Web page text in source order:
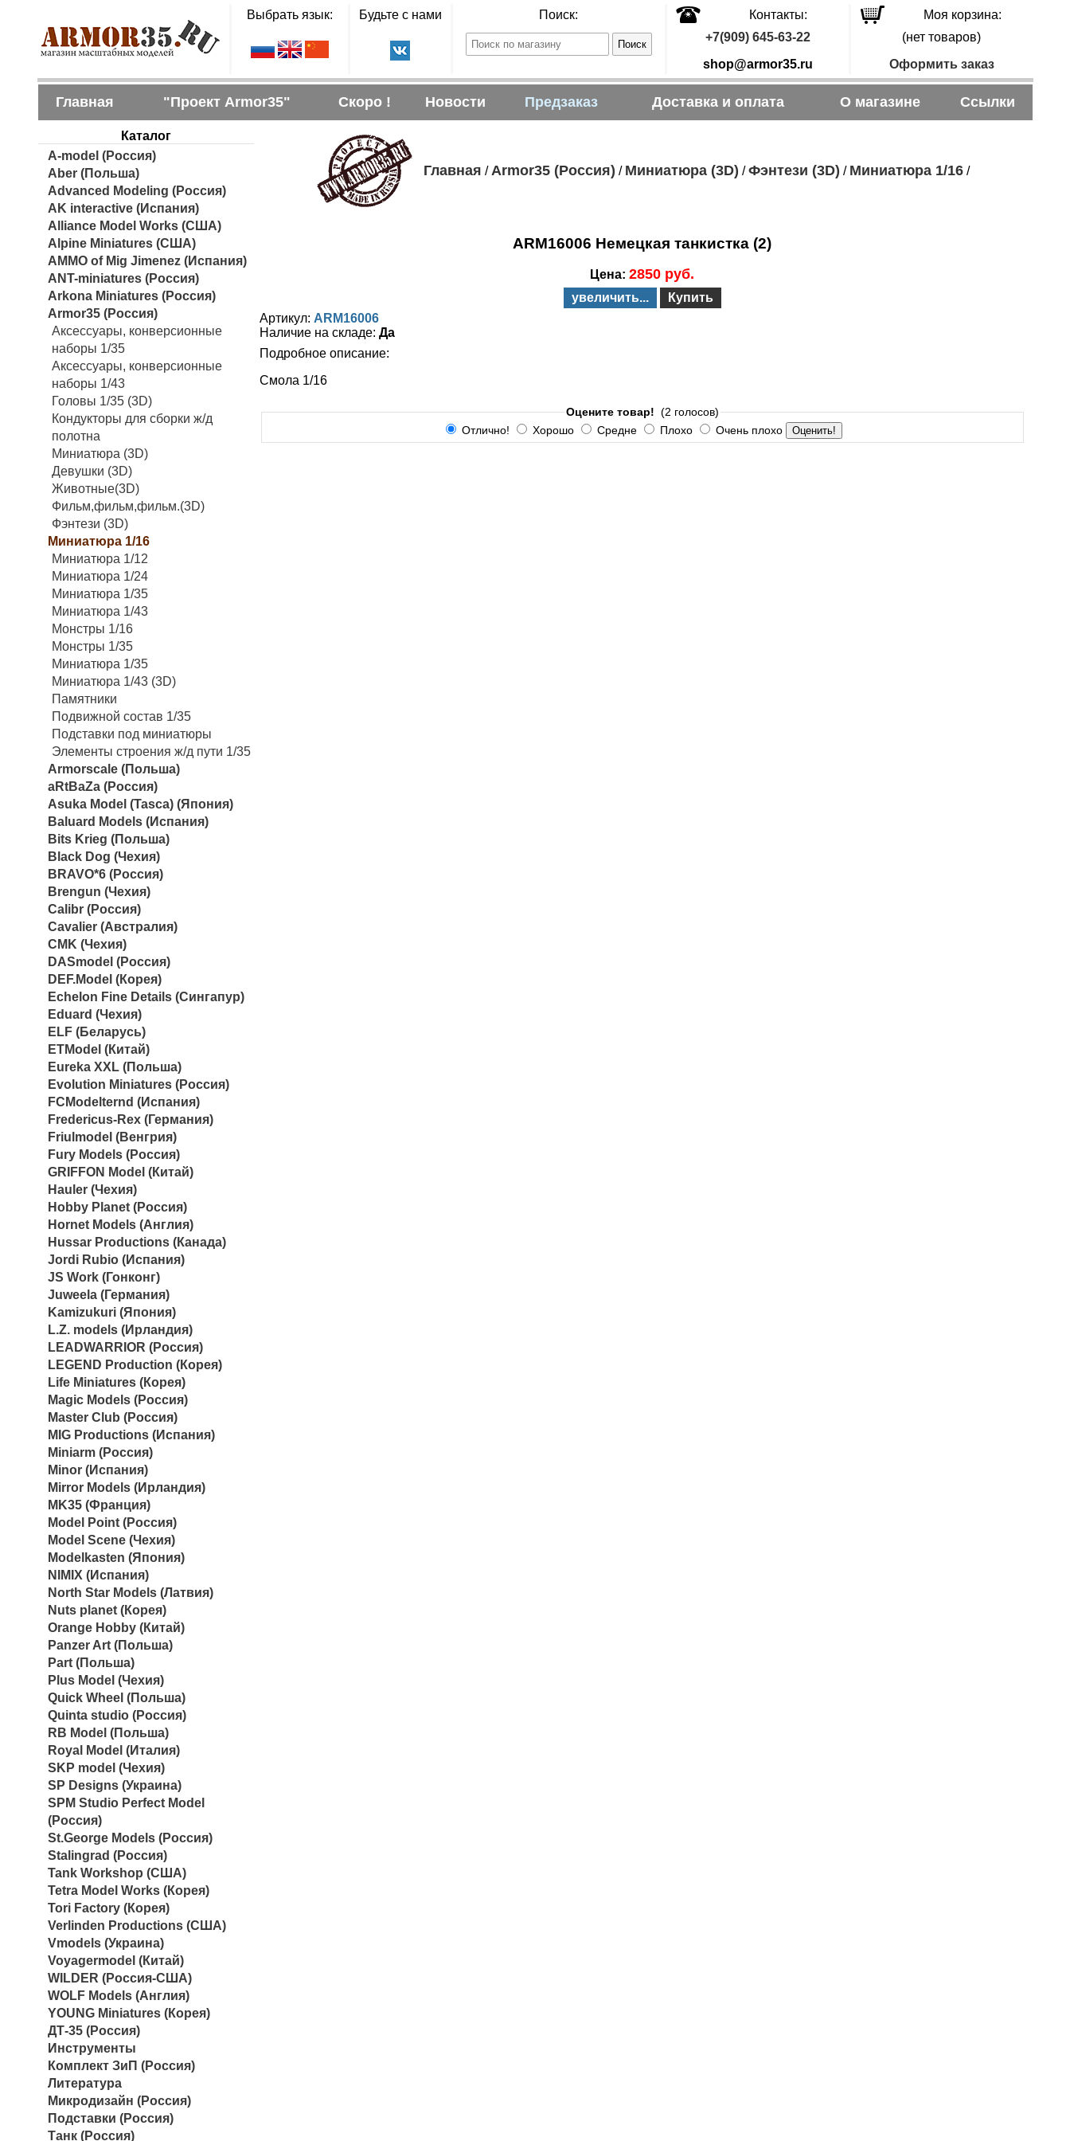
Выбрать язык: Будьте с нами Поиск: Контакты:
Моя корзина:
+7(909) 645-63-22
shop@armor35.ru
(нет товаров)
Оформить заказ
Главная "Проект Armor35" Скоро ! Новости Предзаказ Доставка и оплата О магазине Ссылки
Каталог
A-model (Россия)
Aber (Польша)
Advanced Modeling (Россия)
AK interactive (Испания)
Alliance Model Works (США)
Alpine Miniatures (США)
AMMO of Mig Jimenez (Испания)
ANT-miniatures (Россия)
Arkona Miniatures (Россия)
Armor35 (Россия)
Аксессуары, конверсионные
наборы 1/35
Аксессуары, конверсионные
наборы 1/43
Головы 1/35 (3D)
Кондукторы для сборки ж/д
полотна
Миниатюра (3D)
Девушки (3D)
Животные(3D)
Фильм,фильм,фильм.(3D)
Фэнтези (3D)
Миниатюра 1/16
Миниатюра 1/12
Миниатюра 1/24
Миниатюра 1/35
Миниатюра 1/43
Монстры 1/16
Монстры 1/35
Миниатюра 1/35
Миниатюра 1/43 (3D)
Памятники
Подвижной состав 1/35
Подставки под миниатюры
Элементы строения ж/д пути 1/35
Armorscale (Польша)
aRtBaZa (Россия)
Asuka Model (Tasca) (Япония)
Baluard Models (Испания)
Bits Krieg (Польша)
Black Dog (Чехия)
BRAVO*6 (Россия)
Brengun (Чехия)
Calibr (Россия)
Cavalier (Австралия)
CMK (Чехия)
DASmodel (Россия)
DEF.Model (Корея)
Echelon Fine Details (Сингапур)
Eduard (Чехия)
ELF (Беларусь)
ETModel (Китай)
Eureka XXL (Польша)
Evolution Miniatures (Россия)
FCModelternd (Испания)
Fredericus-Rex (Германия)
Friulmodel (Венгрия)
Fury Models (Россия)
GRIFFON Model (Китай)
Hauler (Чехия)
Hobby Planet (Россия)
Hornet Models (Англия)
Hussar Productions (Канада)
Jordi Rubio (Испания)
JS Work (Гонконг)
Juweela (Германия)
Kamizukuri (Япония)
L.Z. models (Ирландия)
LEADWARRIOR (Россия)
LEGEND Production (Корея)
Life Miniatures (Корея)
Magic Models (Россия)
Master Club (Россия)
MIG Productions (Испания)
Miniarm (Россия)
Minor (Испания)
Mirror Models (Ирландия)
MK35 (Франция)
Model Point (Россия)
Model Scene (Чехия)
Modelkasten (Япония)
NIMIX (Испания)
North Star Models (Латвия)
Nuts planet (Корея)
Orange Hobby (Китай)
Panzer Art (Польша)
Part (Польша)
Plus Model (Чехия)
Quick Wheel (Польша)
Quinta studio (Россия)
RB Model (Польша)
Royal Model (Италия)
SKP model (Чехия)
SP Designs (Украина)
SPM Studio Perfect Model
(Россия)
St.George Models (Россия)
Stalingrad (Россия)
Tank Workshop (США)
Tetra Model Works (Корея)
Tori Factory (Корея)
Verlinden Productions (США)
Vmodels (Украина)
Voyagermodel (Китай)
WILDER (Россия-США)
WOLF Models (Англия)
YOUNG Miniatures (Корея)
ДТ-35 (Россия)
Инструменты
Комплект ЗиП (Россия)
Литература
Микродизайн (Россия)
Подставки (Россия)
Танк (Россия)
Главная /Armor35 (Россия) / Миниатюра (3D) /Фэнтези (3D) / Миниатюра 1/16/
ARM16006 Немецкая танкистка (2)
Цена: 2850 руб.
увеличить...
Купить
Артикул: ARM16006
Наличие на складе: Да
Подробное описание:
Смола 1/16
Оцените товар! (2 голосов)
Отлично!
Хорошо Средне Плохо Очень плохо